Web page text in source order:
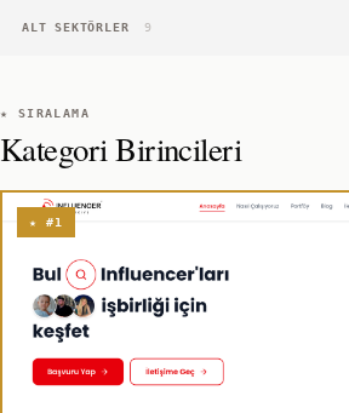
ALT SEKTÖRLER 9
★ SIRALAMA
Kategori Birincileri
★ #1